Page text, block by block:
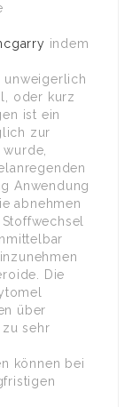
indem
unweigerlich
oder kurz
ist ein
zur
Anwendung
abnehmen
Die
über
sehr
können bei